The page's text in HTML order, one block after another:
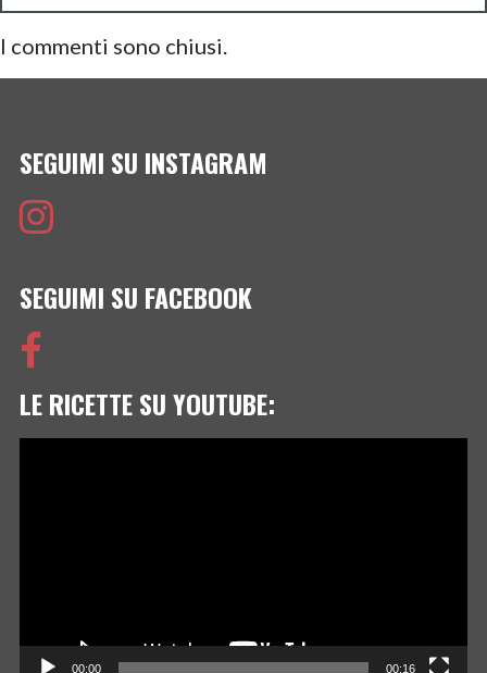
I commenti sono chiusi.
SEGUIMI SU INSTAGRAM
SEGUIMI SU FACEBOOK
LE RICETTE SU YOUTUBE:
00:00 00:16